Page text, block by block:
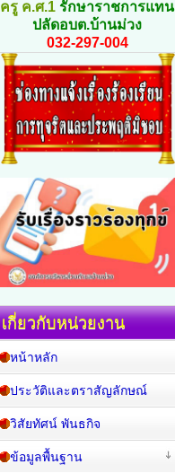
ครู ค.ศ.1 รักษาราชการแทน
ปลัดอบต.บ้านม่วง
032-297-004
เกี่ยวกับหน่วยงาน
หน้าหลัก
ประวัติและตราสัญลักษณ์
วิสัยทัศน์ พันธกิจ
ข้อมูลพื้นฐาน